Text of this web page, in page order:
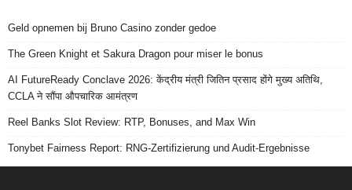
Geld opnemen bij Bruno Casino zonder gedoe
The Green Knight et Sakura Dragon pour miser le bonus
AI FutureReady Conclave 2026: केंद्रीय मंत्री जितिन प्रसाद होंगे मुख्य अतिथि,
CCLA ने सौंपा औपचारिक आमंत्रण
Reel Banks Slot Review: RTP, Bonuses, and Max Win
Tonybet Fairness Report: RNG-Zertifizierung und Audit-Ergebnisse